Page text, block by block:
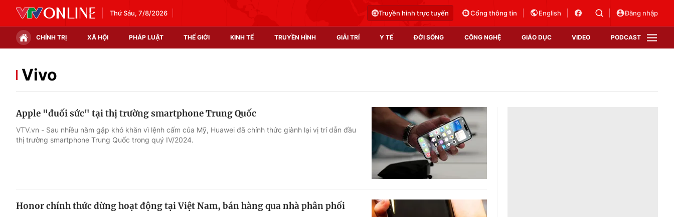
Thứ Sáu, 7/8/2026 Truyền hình trực tuyến Cổng thông tin English Đăng nhập
CHÍNH TRỊ XÃ HỘI PHÁP LUẬT THẾ GIỚI KINH TẾ TRUYỀN HÌNH GIẢI TRÍ Y TẾ ĐỜI SỐNG CÔNG NGHỆ GIÁO DỤC VIDEO PODCAST
Chính trị
Thế giới đó đây
Thị trường
Video
Shorts video
Podcast
EMagazine
Photo
VTV Sức khoẻ
Vivo
Apple "đuối sức" tại thị trường smartphone Trung Quốc
VTV.vn - Sau nhiều năm gặp khó khăn vì lệnh cấm của Mỹ, Huawei đã chính thức giành lại vị trí dẫn đầu
thị trường smartphone Trung Quốc trong quý IV/2024.
Honor chính thức dừng hoạt động tại Việt Nam, bán hàng qua nhà phân phối